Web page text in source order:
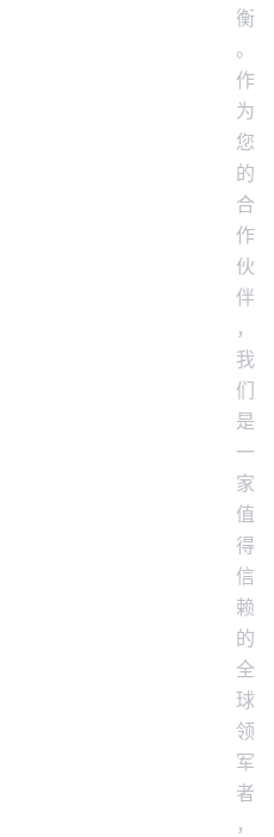
衡
。
作
为
您
的
合
作
伙
伴
，
我
们
是
一
家
值
得
信
赖
的
全
球
领
军
者
，